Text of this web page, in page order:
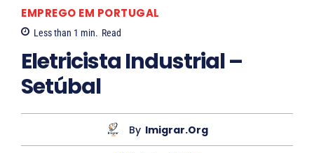
EMPREGO EM PORTUGAL
Less than 1 min. Read
Eletricista Industrial –
Setúbal
By Imigrar.org